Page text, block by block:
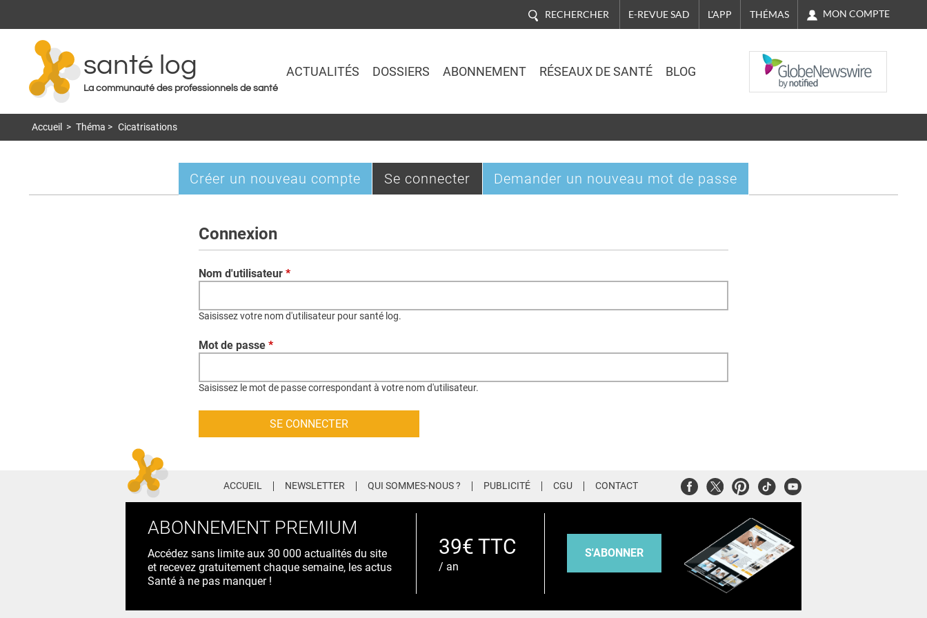
RECHERCHER E-REVUE SAD L'APP THÉMAS MON COMPTE
santé log
La communauté des professionnels de santé
ACTUALITÉS DOSSIERS ABONNEMENT RÉSEAUX DE SANTÉ BLOG
NASDAQ
Accueil > Théma > Cicatrisations
Onglets
Créer un nouveau compte Se connecter (onglet
actif)
Demander un nouveau mot de passe
Connexion
Nom d'utilisateur *
Saisissez votre nom d'utilisateur pour santé log.
Mot de passe *
Saisissez le mot de passe correspondant à votre nom d'utilisateur.
ACCUEIL NEWSLETTER QUI SOMMES-NOUS ? PUBLICITÉ CGU CONTACT FacebookTwitterPinterest
TiktokYoutube
ABONNEMENT PREMIUM
Accédez sans limite aux 30 000 actualités du site
et recevez gratuitement chaque semaine, les actus
Santé à ne pas manquer !
39€ TTC
/ an
S'ABONNER